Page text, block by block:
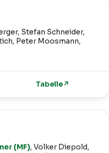
Stefan Schneider,
Peter Moosmann,
Tabelle↗
(MF), Volker Diepold,